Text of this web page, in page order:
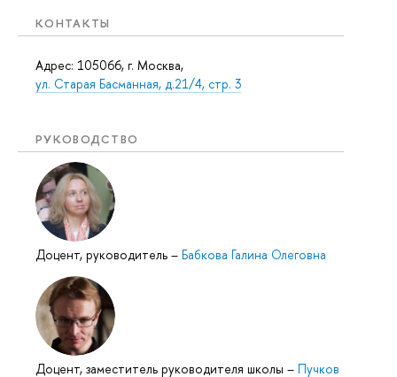
КОНТАКТЫ
Адрес: 105066, г. Москва,
ул. Старая Басманная, д.21/4, стр. 3
РУКОВОДСТВО
Доцент, руководитель – Бабкова Галина Олеговна
Доцент, заместитель руководителя школы – Пучков